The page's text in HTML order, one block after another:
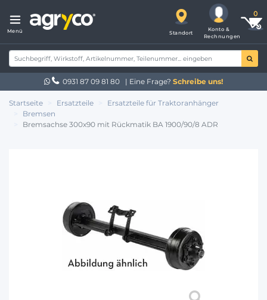
Menü Standort
Konto &
Rechnungen
0931 87 09 81 80 | Eine Frage? Schreibe uns!
Startseite Ersatzteile
Ersatzteile für Traktoranhänger
Bremsen
Bremsachse 300x90 mit Rückmatik BA 1900/90/8 ADR